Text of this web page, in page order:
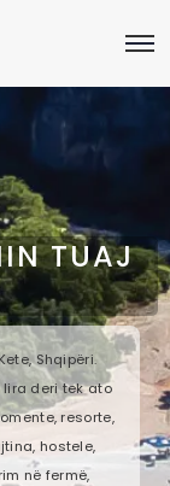
TUAJ
Shqipëri.
deri tek ato
resorte,
hostele,
në fermë,